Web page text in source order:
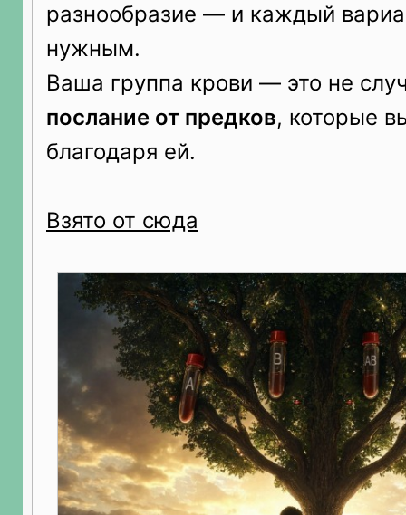
разнообразие — и каждый
нужным.
Ваша группа крови — это не
послание от предков, которые
благодаря ей.
Взято от сюда